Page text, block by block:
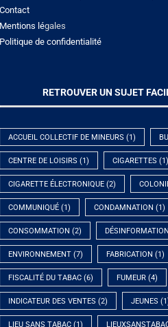
Contact
Mentions légales
Politique de confidentialité
RETROUVER UN SUJET
ACCUEIL COLLECTIF DE MINEURS (1)
CENTRE DE LOISIRS (1) CIGARETTES (1)
CIGARETTE ÉLECTRONIQUE(2)
COMMUNIQUÉ(1) CONDAMNATION (1)
CONSOMMATION (2) DÉSINFORMATION
ENVIRONNEMENT(7) FABRICATION (1)
FISCALITÉ DU TABAC(6) FUMEUR(4)
INDICATEUR DES VENTES (2) JEUNES
LIEU SANS TABAC(1)